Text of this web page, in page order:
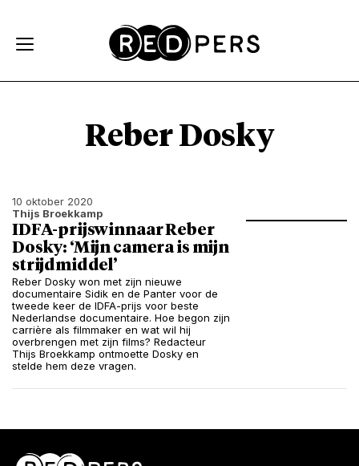
Reber Dosky
10 oktober 2020
Thijs Broekkamp
IDFA-prijswinnaar Reber
Dosky: ‘Mijn camera is mijn
strijdmiddel’
Reber Dosky won met zijn nieuwe
documentaire Sidik en de Panter voor de
tweede keer de IDFA-prijs voor beste
Nederlandse documentaire. Hoe begon zijn
carrière als filmmaker en wat wil hij
overbrengen met zijn films? Redacteur
Thijs Broekkamp ontmoette Dosky en
stelde hem deze vragen.